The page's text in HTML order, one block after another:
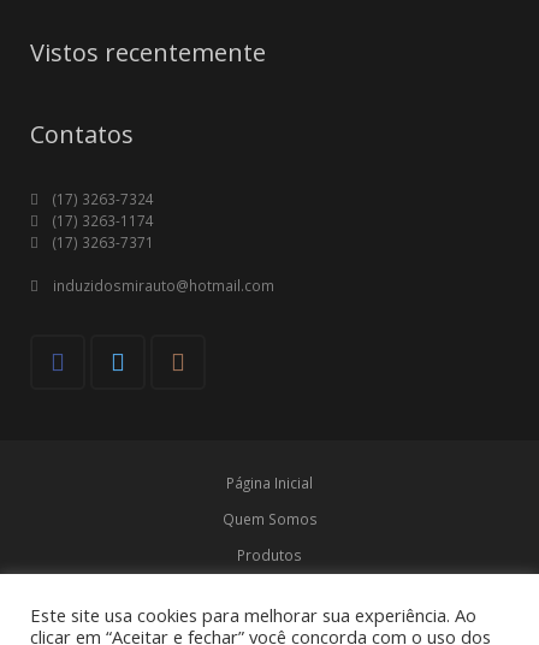
Vistos recentemente
Contatos
(17) 3263-7324
(17) 3263-1174
(17) 3263-7371
induzidosmirauto@hotmail.com
Página Inicial
Quem Somos
Produtos
Contato
Este site usa cookies para melhorar sua experiência. Ao
clicar em “Aceitar e fechar” você concorda com o uso dos